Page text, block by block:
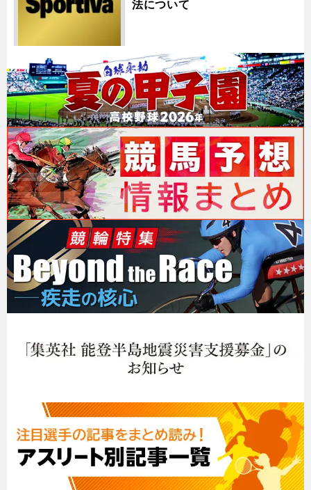
法について